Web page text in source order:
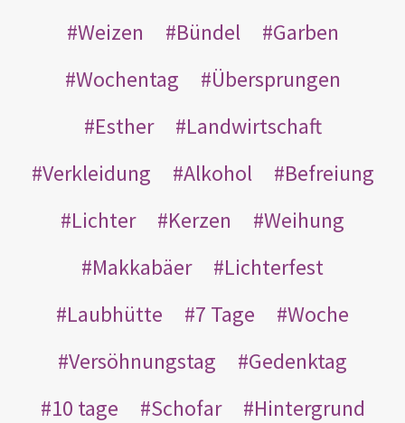
Weizen
Bündel
Garben
Wochentag
Übersprungen
Esther
Landwirtschaft
Verkleidung
Alkohol
Befreiung
Lichter
Kerzen
Weihung
Makkabäer
Lichterfest
Laubhütte
7 Tage
Woche
Versöhnungstag
Gedenktag
10 tage
Schofar
Hintergrund